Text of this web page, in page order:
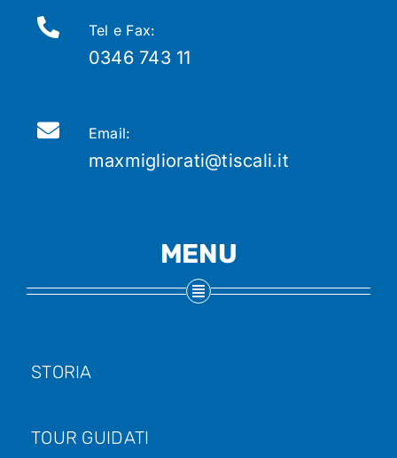
Tel e Fax:
0346 743 11
Email:
maxmigliorati@tiscali.it
MENU
STORIA
TOUR GUIDATI